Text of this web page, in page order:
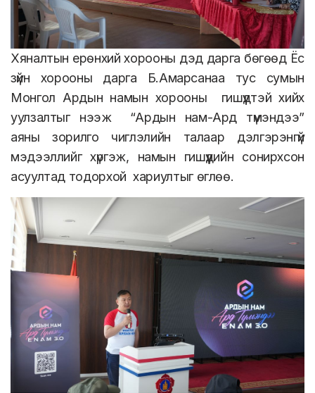
Хяналтын ерөнхий хорооны дэд дарга бөгөөд Ёс
зүйн хорооны дарга Б.Амарсанаа тус сумын
Монгол Ардын намын хорооны гишүүдтэй хийх
уулзалтыг нээж “Ардын нам-Ард түмэндээ”
аяны зорилго чиглэлийн талаар дэлгэрэнгүй
мэдээллийг хүргэж, намын гишүүдийн сонирхсон
асуултад тодорхой хариултыг өглөө.